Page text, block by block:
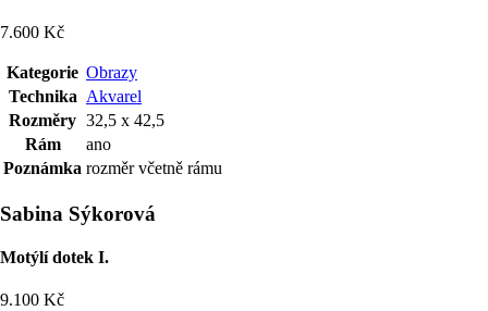
7.600 Kč
Kategorie Obrazy
Technika Akvarel
Rozměry 32,5 x 42,5
Rám
ano
Poznámka rozměr včetně rámu
Sabina Sýkorová
Motýlí dotek I.
9.100 Kč